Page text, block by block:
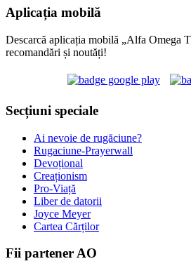
Aplicația mobilă
Descarcă aplicația mobilă „Alfa Omega
recomandări și noutăți!
Secțiuni speciale
Ai nevoie de rugăciune?
Rugaciune-Prayerwall
Devoțional
Creaționism
Pro-Viață
Liber de datorii
Joyce Meyer
Cartea Cărților
Fii partener AO